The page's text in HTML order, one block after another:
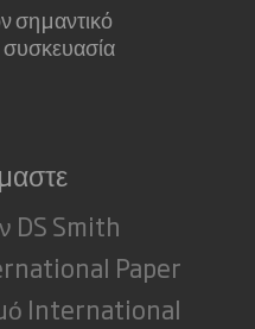
σημαντικό
συσκευασία
DS Smith
Paper
International